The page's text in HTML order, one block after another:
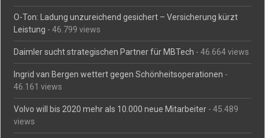
O-Ton: Ladung unzureichend gesichert – Versicherung kürzt
Leistung - 46.799 views
Daimler sucht strategischen Partner für MBTech - 46.664 views
Ingrid van Bergen wettert gegen Schönheitsoperationen -
46.161 views
Volvo will bis 2020 mehr als 10.000 neue Mitarbeiter - 45.489
views